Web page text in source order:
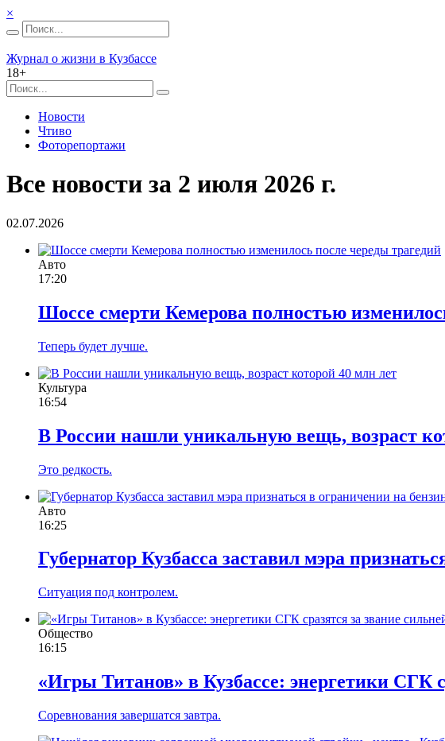
×
Журнал о жизни в Кузбассе
18+
Новости
Чтиво
Фоторепортажи
Все новости за 2 июля 2026 г.
02.07.2026
Авто
17:20
Шоссе смерти Кемерова полностью
Теперь будет лучше.
Культура
16:54
В России нашли уникальную вещь, возраст
Это редкость.
Авто
16:25
Губернатор Кузбасса заставил мэра
Ситуация под контролем.
Общество
16:15
«Игры Титанов» в Кузбассе: энергетики СГК
Соревнования завершатся завтра.